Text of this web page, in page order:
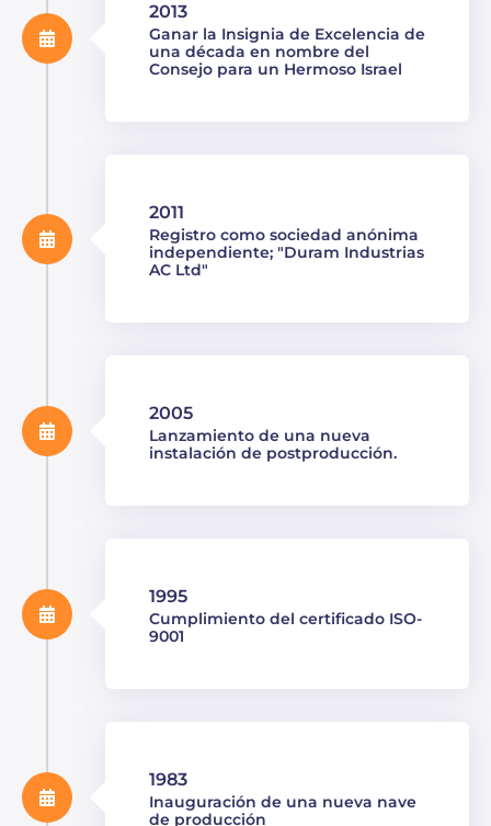
2013
Ganar la Insignia de Excelencia de
una década en nombre del
Consejo para un Hermoso Israel
2011
Registro como sociedad anónima
independiente; "Duram Industrias
AC Ltd"
2005
Lanzamiento de una nueva
instalación de postproducción.
1995
Cumplimiento del certificado ISO-
9001
1983
Inauguración de una nueva nave
de producción